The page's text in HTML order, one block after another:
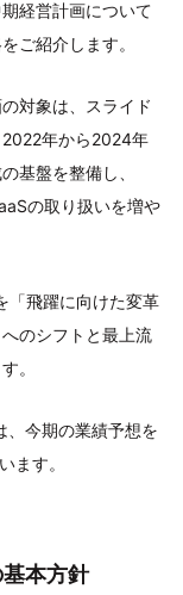
経営計画について
ご紹介します。
対象は、スライド
年から2024年
基盤を整備し、
の取り扱いを増や
「飛躍に向けた変革
のシフトと最上流
。
、今期の業績予想を
ます。
本方針